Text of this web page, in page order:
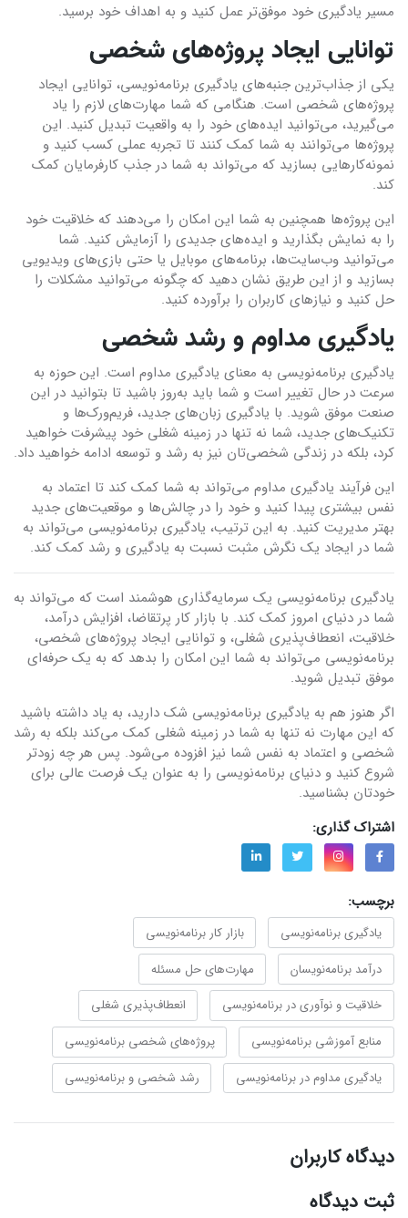
مسیر یادگیری خود موفق‌تر عمل کنید و به اهداف خود برسید.
توانایی ایجاد پروژه‌های شخصی
یکی از جذاب‌ترین جنبه‌های یادگیری برنامه‌نویسی، توانایی ایجاد
پروژه‌های شخصی است. هنگامی که شما مهارت‌های لازم را یاد
می‌گیرید، می‌توانید ایده‌های خود را به واقعیت تبدیل کنید. این
پروژه‌ها می‌توانند به شما کمک کنند تا تجربه عملی کسب کنید و
نمونه‌کارهایی بسازید که می‌تواند به شما در جذب کارفرمایان کمک
کند.
این پروژه‌ها همچنین به شما این امکان را می‌دهند که خلاقیت خود
را به نمایش بگذارید و ایده‌های جدیدی را آزمایش کنید. شما
می‌توانید وب‌سایت‌ها، برنامه‌های موبایل یا حتی بازی‌های ویدیویی
بسازید و از این طریق نشان دهید که چگونه می‌توانید مشکلات را
حل کنید و نیازهای کاربران را برآورده کنید.
یادگیری مداوم و رشد شخصی
یادگیری برنامه‌نویسی به معنای یادگیری مداوم است. این حوزه به
سرعت در حال تغییر است و شما باید به‌روز باشید تا بتوانید در این
صنعت موفق شوید. با یادگیری زبان‌های جدید، فریم‌ورک‌ها و
تکنیک‌های جدید، شما نه تنها در زمینه شغلی خود پیشرفت خواهید
کرد، بلکه در زندگی شخصی‌تان نیز به رشد و توسعه ادامه خواهید داد.
این فرآیند یادگیری مداوم می‌تواند به شما کمک کند تا اعتماد به
نفس بیشتری پیدا کنید و خود را در چالش‌ها و موقعیت‌های جدید
بهتر مدیریت کنید. به این ترتیب، یادگیری برنامه‌نویسی می‌تواند به
شما در ایجاد یک نگرش مثبت نسبت به یادگیری و رشد کمک کند.
یادگیری برنامه‌نویسی یک سرمایه‌گذاری هوشمند است که می‌تواند به
شما در دنیای امروز کمک کند. با بازار کار پرتقاضا، افزایش درآمد،
خلاقیت، انعطاف‌پذیری شغلی، و توانایی ایجاد پروژه‌های شخصی،
برنامه‌نویسی می‌تواند به شما این امکان را بدهد که به یک حرفه‌ای
موفق تبدیل شوید.
اگر هنوز هم به یادگیری برنامه‌نویسی شک دارید، به یاد داشته باشید
که این مهارت نه تنها به شما در زمینه شغلی کمک می‌کند بلکه به رشد
شخصی و اعتماد به نفس شما نیز افزوده می‌شود. پس هر چه زودتر
شروع کنید و دنیای برنامه‌نویسی را به عنوان یک فرصت عالی برای
خودتان بشناسید.
اشتراک گذاری:
برچسب:
یادگیری برنامه‌نویسی
بازار کار برنامه‌نویسی
درآمد برنامه‌نویسان
مهارت‌های حل مسئله
خلاقیت و نوآوری در برنامه‌نویسی
انعطاف‌پذیری شغلی
منابع آموزشی برنامه‌نویسی
پروژه‌های شخصی برنامه‌نویسی
یادگیری مداوم در برنامه‌نویسی
رشد شخصی و برنامه‌نویسی
دیدگاه کاربران
ثبت دیدگاه